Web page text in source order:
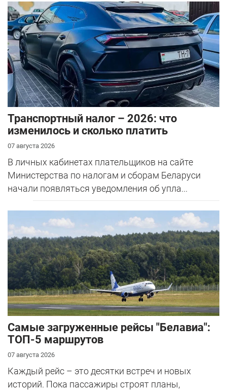
Транспортный налог – 2026: что
изменилось и сколько платить
07 августа 2026
В личных кабинетах плательщиков на сайте
Министерства по налогам и сборам Беларуси
начали появляться уведомления об упла...
Самые загруженные рейсы "Белавиа":
ТОП-5 маршрутов
07 августа 2026
Каждый рейс – это десятки встреч и новых
историй. Пока пассажиры строят планы,